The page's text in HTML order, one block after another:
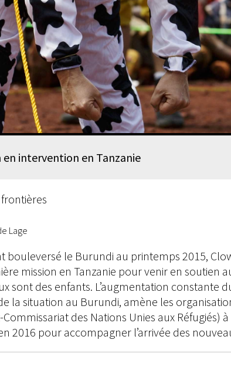
intervention en Tanzanie
Lage
bouleversé le Burundi au printemps 2015,
mission en Tanzanie pour venir en soutien
sont des enfants. L’augmentation constante
la situation au Burundi, amène les
des Nations Unies aux Réfugiés)
2016 pour accompagner l’arrivée des